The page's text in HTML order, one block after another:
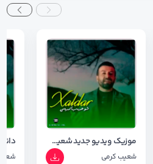
موزیک ویدیو جدید شعیب کرمی به نام خالدار+ متن ویدیو
شعیب کرمی